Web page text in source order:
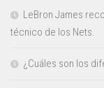
LeBron James
técnico de los Nets.
¿Cuáles son los